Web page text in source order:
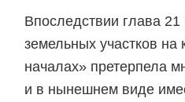
Впоследствии глава
земельных участков на
началах» претерпела
и в нынешнем виде